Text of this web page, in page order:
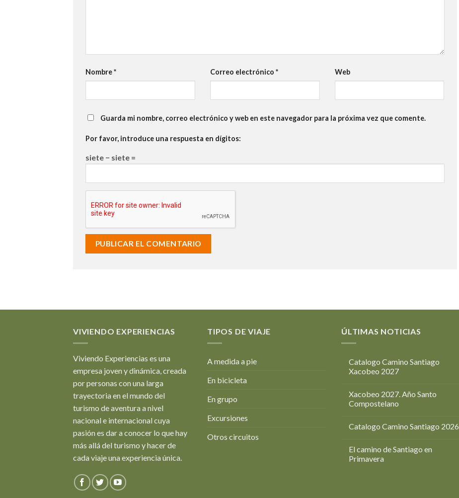
Nombre* Correo electrónico * Web
Guarda mi nombre, correo electrónico y web en este navegador para la próxima vez que comente.
Por favor, introduce una respuesta en dígitos:
siete − siete =
VIVIENDO EXPERIENCIAS
Viviendo Experiencias es una
empresa joven y dinámica, creada
por personas con una larga
trayectoria en el mundo del
turismo de aventura a nivel
nacional e internacional cuya
pasión es dar a conocer lo que hay
más allá del turismo y hacer de
cada viaje una experiencia única.
TIPOS DE VIAJE
A medida a pie
En bicicleta
En grupo
Excursiones
Otros circuitos
ÚLTIMAS NOTICIAS
Catalogo Camino Santiago
Xacobeo 2027
Xacobeo 2027. Año Santo
Compostelano
Catalogo Camino Santiago 2026
El camino de Santiago en
Primavera